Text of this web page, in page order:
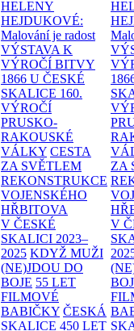
HELENY
HEJDUKOVÉ:
Malování je radost
VÝSTAVA K
VÝROČÍ BITVY
1866 U ČESKÉ
SKALICE 160.
VÝROČÍ
PRUSKO-
RAKOUSKÉ
VÁLKY CESTA
ZA SVĚTLEM
REKONSTRUKCE
VOJENSKÉHO
HŘBITOVA
V ČESKÉ
SKALICI 2023–
2025 KDYŽ MUŽI
(NE)JDOU DO
BOJE 55 LET
FILMOVÉ
BABIČKY ČESKÁ
SKALICE 450 LET
ZA
V